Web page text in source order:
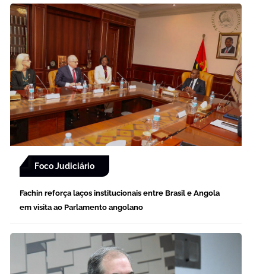
Foco Judiciário
Fachin reforça laços institucionais entre Brasil e Angola
em visita ao Parlamento angolano